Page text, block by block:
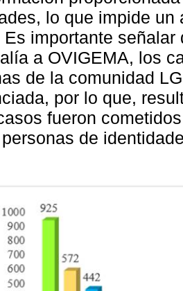
lo que impide
Es importante
a OVIGEMA, los
de la comunidad
por lo que,
fueron
de